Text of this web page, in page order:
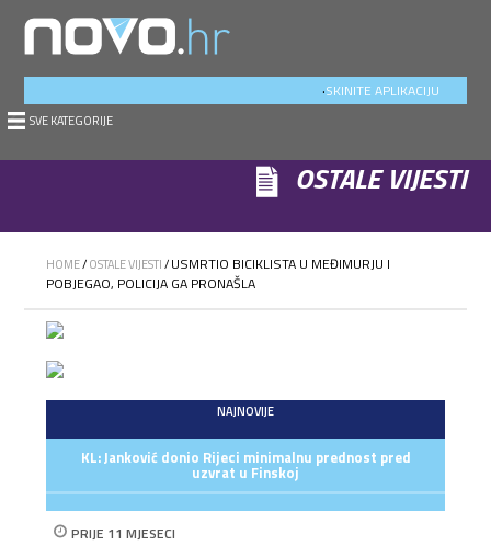
SKINITE APLIKACIJU
.
SVE KATEGORIJE
OSTALE VIJESTI
HOME/OSTALE VIJESTI/USMRTIO BICIKLISTA U MEĐIMURJU I
POBJEGAO, POLICIJA GA PRONAŠLA
NAJNOVIJE
KL: Janković donio Rijeci minimalnu prednost pred
uzvrat u Finskoj
PRIJE 11 MJESECI